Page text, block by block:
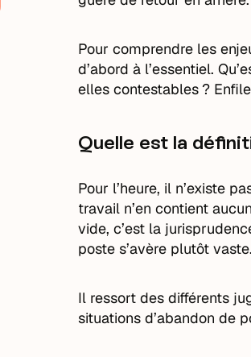
Pour comprendre les
d’abord à l’essentiel.
elles contestables ?
Quelle est la
Pour l’heure, il n’existe
travail n’en contient
vide, c’est la
poste s’avère plutôt vaste.
Il ressort des différents
situations d’abandon de